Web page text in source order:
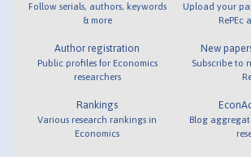
Follow serials, authors, keywords
& more
Author registration
Public profiles for Economics
researchers
Rankings
Various research rankings in
Economics
Upload your
RePEc
New
Subscribe to
Blog